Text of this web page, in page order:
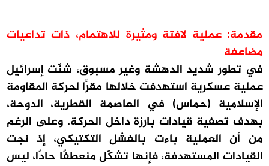
مقدمة: عملية لافتة ومثيرة للاهتمام، ذات تداعيات
مضاعفة
في تطور شديد الدهشة وغير مسبوق، شنّت إسرائيل
عملية عسكرية استهدفت خلالها مقرًّا لحركة المقاومة
الإسلامية (حماس) في العاصمة القطرية، الدوحة،
بهدف تصفية قيادات بارزة داخل الحركة. وعلى الرغم
من أن العملية باءت بالفشل التكتيكي، إذ نجت
القيادات المستهدفة، فإنها تشكّل منعطفًا حادًا، ليس